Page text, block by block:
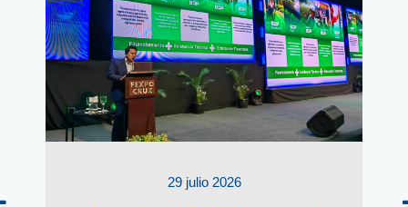
29 julio 2026